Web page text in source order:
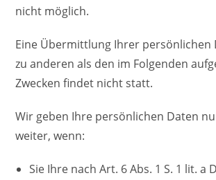
nicht möglich.
Eine Übermittlung Ihrer persönlichen
zu anderen als den im Folgenden
Zwecken findet nicht statt.
Wir geben Ihre persönlichen Daten
weiter, wenn:
Sie Ihre nach Art. 6 Abs. 1 S. 1 lit. a